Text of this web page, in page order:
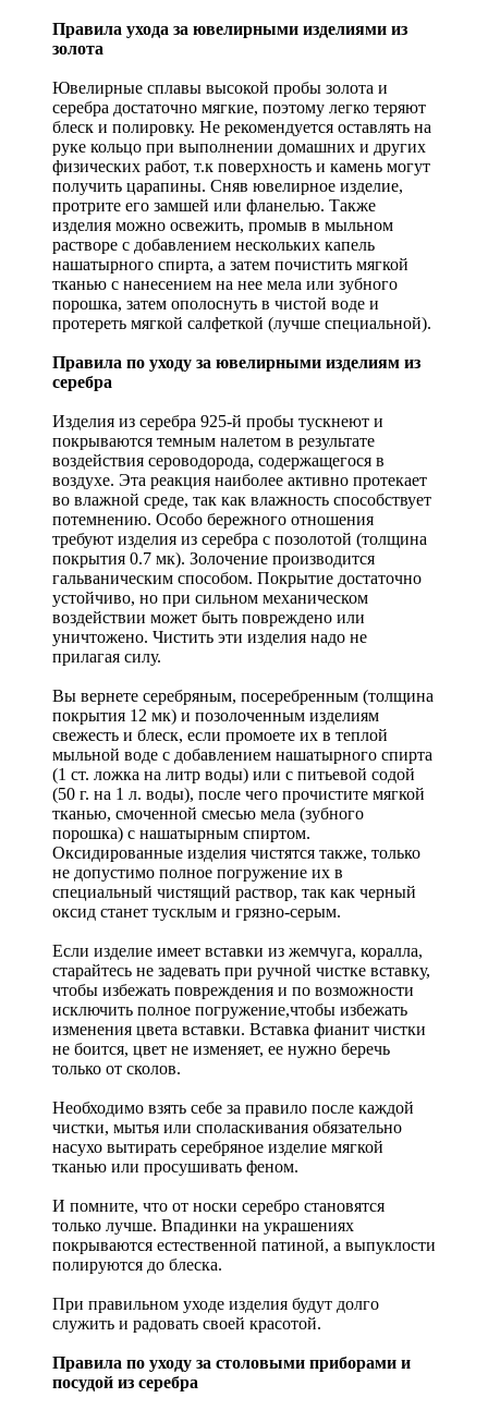
Правила ухода за ювелирными изделиями из
золота
Ювелирные сплавы высокой пробы золота и
серебра достаточно мягкие, поэтому легко теряют
блеск и полировку. Не рекомендуется оставлять на
руке кольцо при выполнении домашних и других
физических работ, т.к поверхность и камень могут
получить царапины. Сняв ювелирное изделие,
протрите его замшей или фланелью. Также
изделия можно освежить, промыв в мыльном
растворе с добавлением нескольких капель
нашатырного спирта, а затем почистить мягкой
тканью с нанесением на нее мела или зубного
порошка, затем ополоснуть в чистой воде и
протереть мягкой салфеткой (лучше специальной).
Правила по уходу за ювелирными изделиям из
серебра
Изделия из серебра 925-й пробы тускнеют и
покрываются темным налетом в результате
воздействия сероводорода, содержащегося в
воздухе. Эта реакция наиболее активно протекает
во влажной среде, так как влажность способствует
потемнению. Особо бережного отношения
требуют изделия из серебра с позолотой (толщина
покрытия 0.7 мк). Золочение производится
гальваническим способом. Покрытие достаточно
устойчиво, но при сильном механическом
воздействии может быть повреждено или
уничтожено. Чистить эти изделия надо не
прилагая силу.
Вы вернете серебряным, посеребренным (толщина
покрытия 12 мк) и позолоченным изделиям
свежесть и блеск, если промоете их в теплой
мыльной воде с добавлением нашатырного спирта
(1 ст. ложка на литр воды) или с питьевой содой
(50 г. на 1 л. воды), после чего прочистите мягкой
тканью, смоченной смесью мела (зубного
порошка) с нашатырным спиртом.
Оксидированные изделия чистятся также, только
не допустимо полное погружение их в
специальный чистящий раствор, так как черный
оксид станет тусклым и грязно-серым.
Если изделие имеет вставки из жемчуга, коралла,
старайтесь не задевать при ручной чистке вставку,
чтобы избежать повреждения и по возможности
исключить полное погружение,чтобы избежать
изменения цвета вставки. Вставка фианит чистки
не боится, цвет не изменяет, ее нужно беречь
только от сколов.
Необходимо взять себе за правило после каждой
чистки, мытья или споласкивания обязательно
насухо вытирать серебряное изделие мягкой
тканью или просушивать феном.
И помните, что от носки серебро становятся
только лучше. Впадинки на украшениях
покрываются естественной патиной, а выпуклости
полируются до блеска.
При правильном уходе изделия будут долго
служить и радовать своей красотой.
Правила по уходу за столовыми приборами и
посудой из серебра